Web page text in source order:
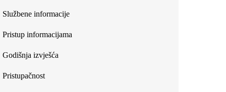
Službene informacije
Pristup informacijama
Godišnja izvješća
Pristupačnost